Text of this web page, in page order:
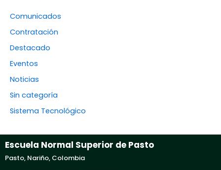
Comunicados
Contratación
Destacado
Eventos
Noticias
Sin categoría
Sistema Tecnológico
Escuela Normal Superior de Pasto
Pasto, Nariño, Colombia